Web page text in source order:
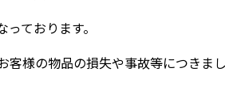
ております。
様の物品の損失や事故等につきま